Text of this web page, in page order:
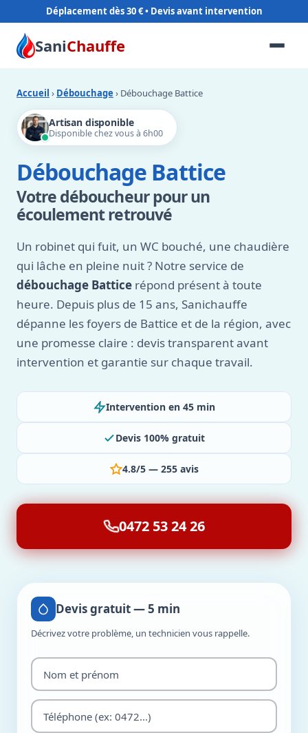
Déplacement dès 30 €
SaniChauffe
Accueil › Débouchage › Débouchage Battice
Artisan disponible
Disponible chez vous à 6h00
Débouchage Battice
Votre déboucheur pour un
écoulement retrouvé
Un robinet qui fuit, un WC bouché, une chaudière
qui lâche en pleine nuit ? Notre service de
débouchage Battice répond présent à toute
heure. Depuis plus de 15 ans, Sanichauffe
dépanne les foyers de Battice et de la région, avec
une promesse claire : devis transparent avant
intervention et garantie sur chaque travail.
Intervention en 45 min
Devis 100% gratuit
4.8/5 — 255 avis
0472 53 24 26
Devis gratuit — 5 min
Décrivez votre problème, un technicien vous rappelle.